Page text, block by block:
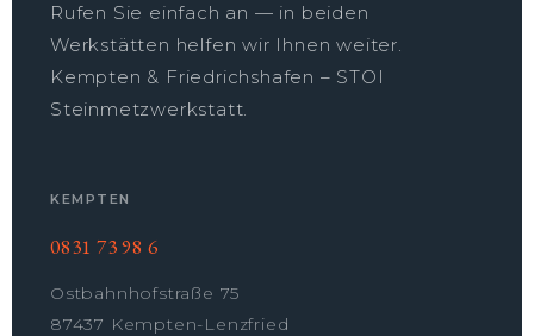
Rufen Sie einfach an — in beiden
Werkstätten helfen wir Ihnen weiter.
Kempten & Friedrichshafen – STOI
Steinmetzwerkstatt.
KEMPTEN
0831 73 98 6
Ostbahnhofstraße 75
87437 Kempten-Lenzfried